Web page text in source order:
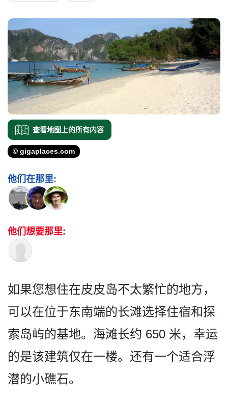
查看地图上的所有内容
© gigaplaces.com
他们在那里:
他们想要那里:
如果您想住在皮皮岛不太繁忙­的地方，
可以在位于东南端的长滩选择住宿和探
索岛屿­的基地。海滩长约 650 米，幸运
的是该建筑仅在一楼­。还有一个适合浮
潜的小礁石。